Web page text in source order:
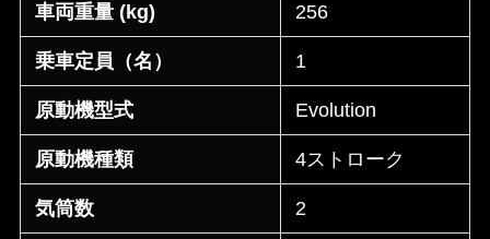
車両重量 (kg) 256
乗車定員（名） 1
原動機型式 Evolution
原動機種類 4ストローク
気筒数 2